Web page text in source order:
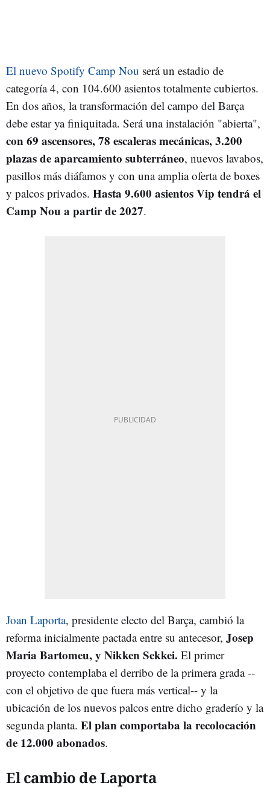
El nuevo Spotify Camp Nou será un estadio de
categoría 4, con 104.600 asientos totalmente cubiertos.
En dos años, la transformación del campo del Barça
debe estar ya finiquitada. Será una instalación "abierta",
con 69 ascensores, 78 escaleras mecánicas, 3.200
plazas de aparcamiento subterráneo, nuevos lavabos,
pasillos más diáfamos y con una amplia oferta de boxes
y palcos privados. Hasta 9.600 asientos Vip tendrá el
Camp Nou a partir de 2027.
Joan Laporta, presidente electo del Barça, cambió la
reforma inicialmente pactada entre su antecesor, Josep
Maria Bartomeu, y Nikken Sekkei. El primer
proyecto contemplaba el derribo de la primera grada --
con el objetivo de que fuera más vertical-- y la
ubicación de los nuevos palcos entre dicho graderío y la
segunda planta. El plan comportaba la recolocación
de 12.000 abonados.
El cambio de Laporta